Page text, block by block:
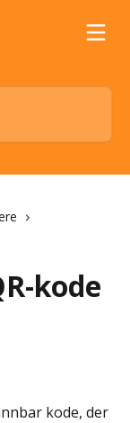
kode
kode, der